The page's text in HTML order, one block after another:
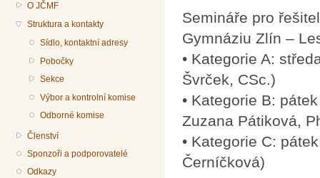
O JČMF
Struktura a kontakty
Sídlo, kontaktní adresy
Pobočky
Sekce
Výbor a kontrolní komise
Odborné komise
Členství
Sponzoři a podporovatelé
Odkazy
Semináře pro
Gymnáziu Zlín –
• Kategorie A:
Švrček, CSc.)
• Kategorie B:
Zuzana Pátiková,
• Kategorie C:
Černíčková)